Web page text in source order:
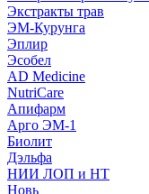
Экстракты трав
ЭМ-Курунга
Эплир
Эсобел
AD Medicine
NutriCare
Апифарм
Арго ЭМ-1
Биолит
Дэльфа
НИИ ЛОП и НТ
Новь